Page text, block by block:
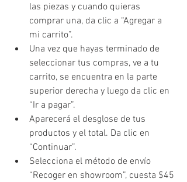
las piezas y cuando quieras
comprar una, da clic a “Agregar a
mi carrito”.
Una vez que hayas terminado de
seleccionar tus compras, ve a tu
carrito, se encuentra en la parte
superior derecha y luego da clic en
“Ir a pagar”.
Aparecerá el desglose de tus
productos y el total. Da clic en
“Continuar”.
Selecciona el método de envío
“Recoger en showroom”, cuesta $45